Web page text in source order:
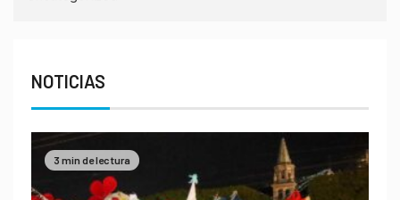
NOTICIAS
3 min de lectura